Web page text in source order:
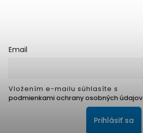
Email
Vložením e-mailu súhlasíte s
podmienkami ochrany osobných údajov
Prihlásiť sa